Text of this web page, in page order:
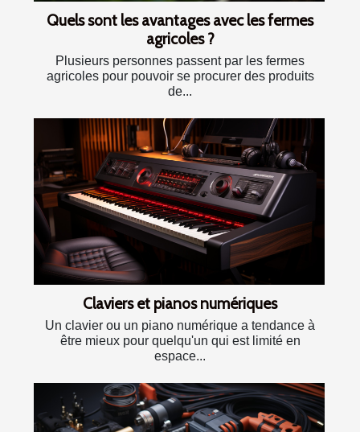
Quels sont les avantages avec les fermes
agricoles ?
Plusieurs personnes passent par les fermes
agricoles pour pouvoir se procurer des produits
de...
Claviers et pianos numériques
Un clavier ou un piano numérique a tendance à
être mieux pour quelqu'un qui est limité en
espace...